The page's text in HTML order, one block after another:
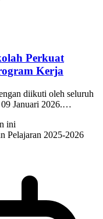
Perkuat
Kerja
diikuti oleh seluruh
09 Januari 2026.…
ini